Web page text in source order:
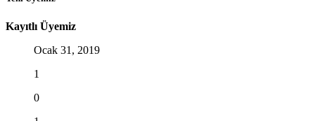
Kayıtlı Üyemiz
Ocak 31, 2019
1
0